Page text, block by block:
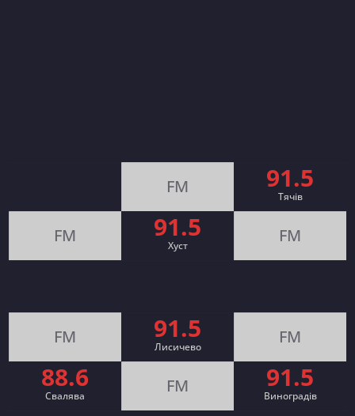
FM 91.5
Тячів
FM 91.5
Хуст FM
FM 91.5
Лисичево FM
88.6
Свалява FM 91.5
Виноградів